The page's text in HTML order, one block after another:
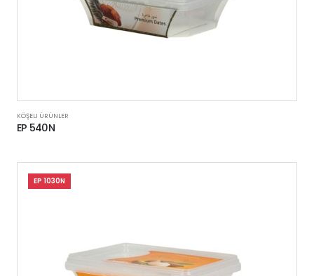
KÖŞELI ÜRÜNLER
EP 540N
EP 1030N